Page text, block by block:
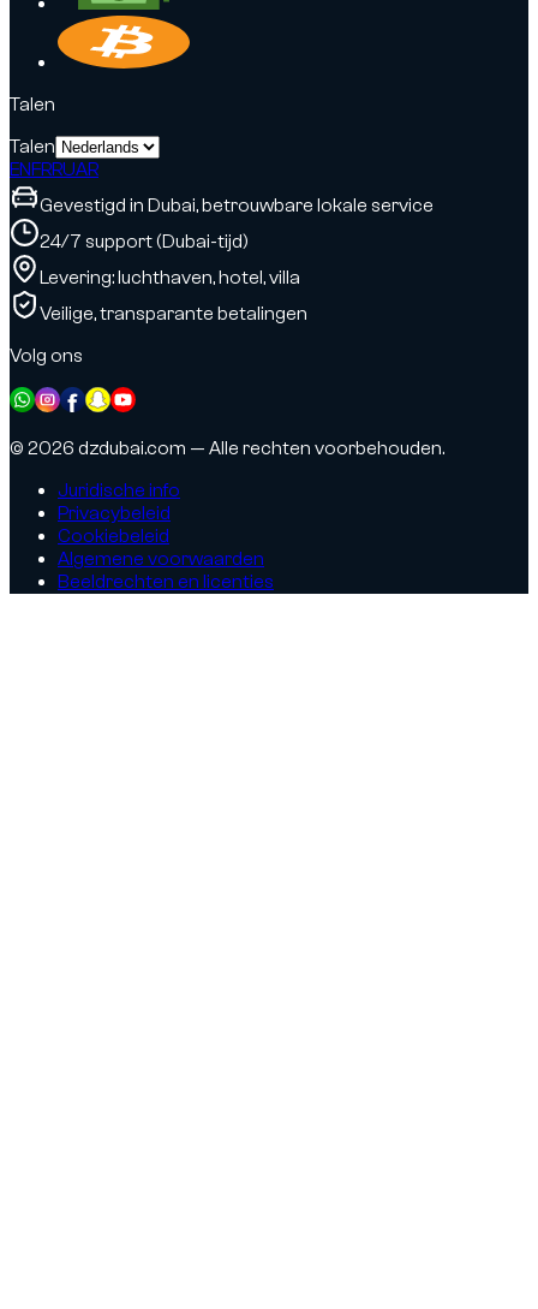
Talen
Talen
ENFRRUAR
Gevestigd in Dubai, betrouwbare lokale service
24/7 support (Dubai-tijd)
Levering: luchthaven, hotel, villa
Veilige, transparante betalingen
Volg ons
© 2026 dzdubai.com — Alle rechten voorbehouden.
Juridische info
Privacybeleid
Cookiebeleid
Algemene voorwaarden
Beeldrechten en licenties